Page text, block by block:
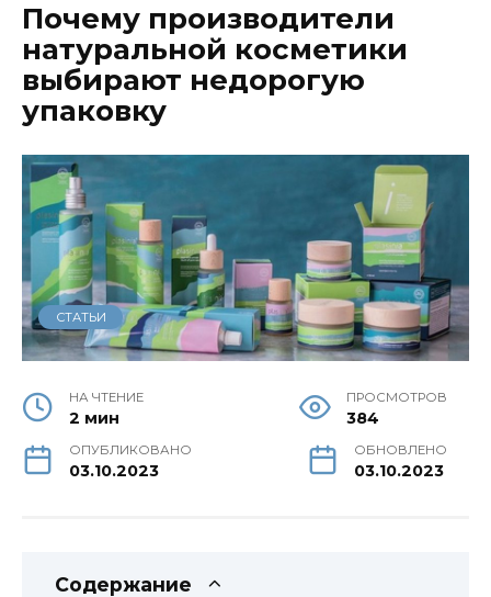
Почему производители
натуральной косметики
выбирают недорогую
упаковку
СТАТЬИ
НА ЧТЕНИЕ
2 мин
ПРОСМОТРОВ
384
ОПУБЛИКОВАНО
03.10.2023
ОБНОВЛЕНО
03.10.2023
Содержание